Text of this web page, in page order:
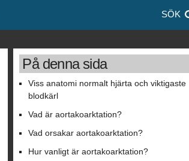
SÖK
På denna sida
Viss anatomi normalt hjärta och viktigaste
blodkärl
Vad är aortakoarktation?
Vad orsakar aortakoarktation?
Hur vanligt är aortakoarktation?